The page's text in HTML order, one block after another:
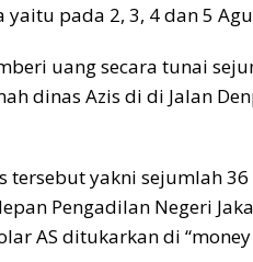
pada 2, 3, 4 dan 5
uang secara tunai
dinas Azis di di Jalan
tersebut yakni sejumlah
Pengadilan Negeri
AS ditukarkan di “money